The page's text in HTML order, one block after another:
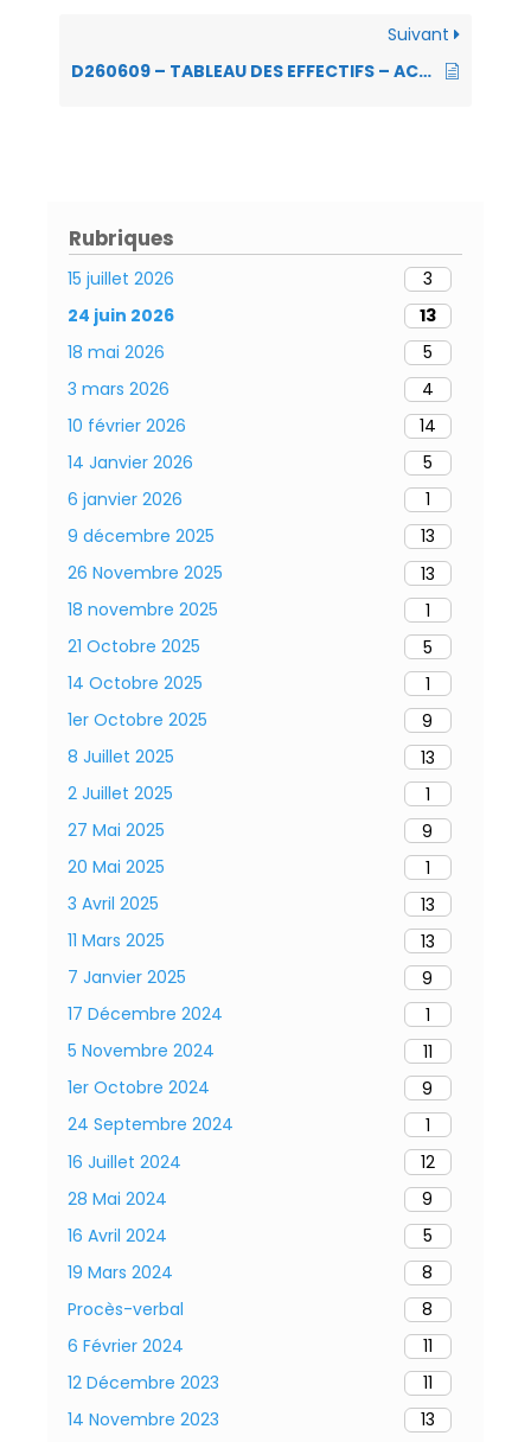
Suivant
D260609 – TABLEAU DES EFFECTIFS – ACTUALISATION ET CORRECTIONS
Rubriques
15 juillet 2026
3
24 juin 2026
13
18 mai 2026
5
3 mars 2026
4
10 février 2026
14
14 Janvier 2026
5
6 janvier 2026
1
9 décembre 2025
13
26 Novembre 2025
13
18 novembre 2025
1
21 Octobre 2025
5
14 Octobre 2025
1
1er Octobre 2025
9
8 Juillet 2025
13
2 Juillet 2025
1
27 Mai 2025
9
20 Mai 2025
1
3 Avril 2025
13
11 Mars 2025
13
7 Janvier 2025
9
17 Décembre 2024
1
5 Novembre 2024
11
1er Octobre 2024
9
24 Septembre 2024
1
16 Juillet 2024
12
28 Mai 2024
9
16 Avril 2024
5
19 Mars 2024
8
Procès-verbal
8
6 Février 2024
11
12 Décembre 2023
11
14 Novembre 2023
13